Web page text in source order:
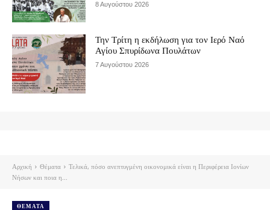
8 Αυγούστου 2026
Την Τρίτη η εκδήλωση για τον Ιερό Ναό
Αγίου Σπυρίδωνα Πουλάτων
7 Αυγούστου 2026